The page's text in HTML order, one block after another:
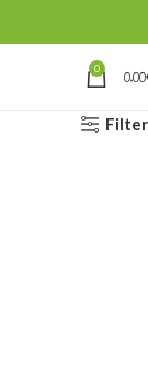
0 0,00
Filter